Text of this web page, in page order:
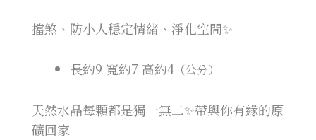
擋煞、防小人穩定情緒、淨化空間✨
長約9 寬約7 高約4 （公分）
天然水晶每顆都是獨一無二✨帶與你有緣的原
礦回家